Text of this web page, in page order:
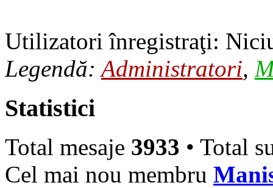
Utilizatori înregistraţi:
Legendă:Administratori,
Statistici
Total mesaje 3933 • Total
Cel mai nou membru